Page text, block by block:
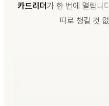
카드리더 가 한 번에 열립니
따로 챙길 것